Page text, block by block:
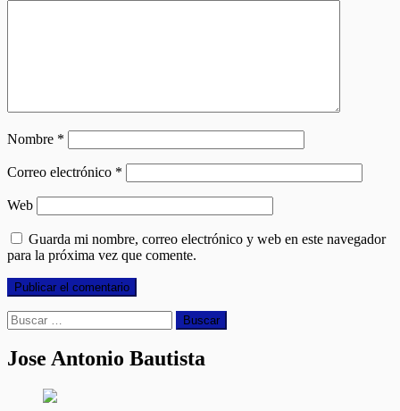
Nombre *
Correo electrónico *
Web
Guarda mi nombre, correo electrónico y web en este navegador
para la próxima vez que comente.
Buscar:
Jose Antonio Bautista